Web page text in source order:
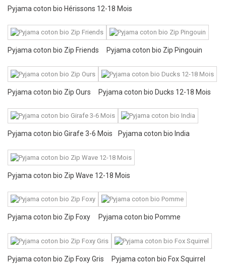
Pyjama coton bio Hérissons 12-18 Mois
Pyjama coton bio Zip Friends Pyjama coton bio Zip Pingouin
Pyjama coton bio Zip Ours Pyjama coton bio Ducks 12-18 Mois
Pyjama coton bio Girafe 3-6 Mois Pyjama coton bio India
Pyjama coton bio Zip Wave 12-18 Mois
Pyjama coton bio Zip Foxy Pyjama coton bio Pomme
Pyjama coton bio Zip Foxy Gris Pyjama coton bio Fox Squirrel